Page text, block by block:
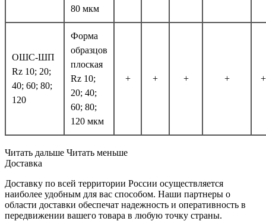
80 мкм
ОШС-ШП
Rz 10; 20;
40; 60; 80;
120
Форма
образцов
плоская
Rz 10;
20; 40;
60; 80;
120 мкм
+ + + + +
Читать дальше Читать меньше
Доставка
Доставку по всей территории России осуществляется
наиболее удобным для вас способом. Наши партнеры о
области доставки обеспечат надежность и оперативность в
передвижении вашего товара в любую точку страны.